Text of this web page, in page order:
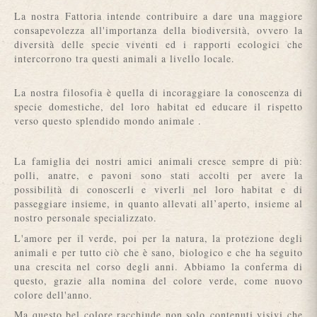
La nostra Fattoria intende contribuire a dare una maggiore
consapevolezza all'importanza della biodiversità, ovvero la
diversità delle specie viventi ed i rapporti ecologici che
intercorrono tra questi animali a livello locale.
La nostra filosofia è quella di incoraggiare la conoscenza di
specie domestiche, del loro habitat ed educare il rispetto
verso questo splendido mondo animale .
La famiglia dei nostri amici animali cresce sempre di più:
polli, anatre, e pavoni sono stati accolti per avere la
possibilità di conoscerli e viverli nel loro habitat e di
passeggiare insieme, in quanto allevati all’aperto, insieme al
nostro personale specializzato.
L'amore per il verde, poi per la natura, la protezione degli
animali e per tutto ciò che è sano, biologico e che ha seguito
una crescita nel corso degli anni. Abbiamo la conferma di
questo, grazie alla nomina del colore verde, come nuovo
colore dell'anno.